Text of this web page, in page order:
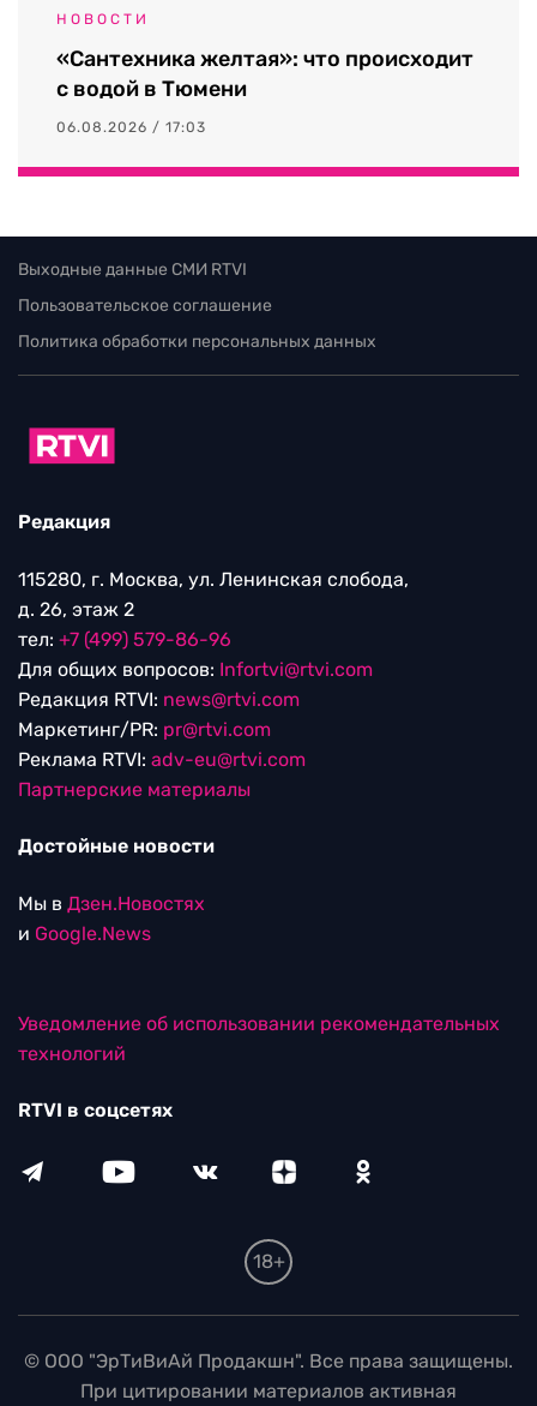
НОВОСТИ
«Сантехника желтая»: что происходит
с водой в Тюмени
06.08.2026 / 17:03
Выходные данные СМИ RTVI
Пользовательское соглашение
Политика обработки персональных данных
Редакция
115280, г. Москва, ул. Ленинская слобода,
д. 26, этаж 2
тел: +7 (499) 579-86-96
Для общих вопросов: Infortvi@rtvi.com
Редакция RTVI: news@rtvi.com
Маркетинг/PR: pr@rtvi.com
Реклама RTVI: adv-eu@rtvi.com
Партнерские материалы
Достойные новости
Мы в Дзен.Новостях
и Google.News
Уведомление об использовании рекомендательных
технологий
RTVI в соцсетях
18+
© ООО "ЭрТиВиАй Продакшн". Все права защищены.
При цитировании материалов активная